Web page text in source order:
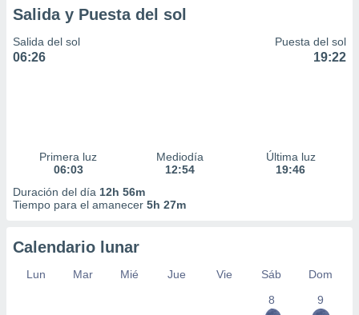
Salida y Puesta del sol
Salida del sol
06:26
Puesta del sol
19:22
Primera luz
06:03
Mediodía
12:54
Última luz
19:46
Duración del día 12h 56m
Tiempo para el amanecer 5h 27m
Calendario lunar
Lun Mar Mié Jue Vie Sáb
Dom
8
9